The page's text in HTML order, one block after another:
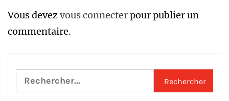
Vous devezvous connecterpour publier un
commentaire.
Rechercher :